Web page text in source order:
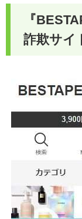
『
詐欺サイ